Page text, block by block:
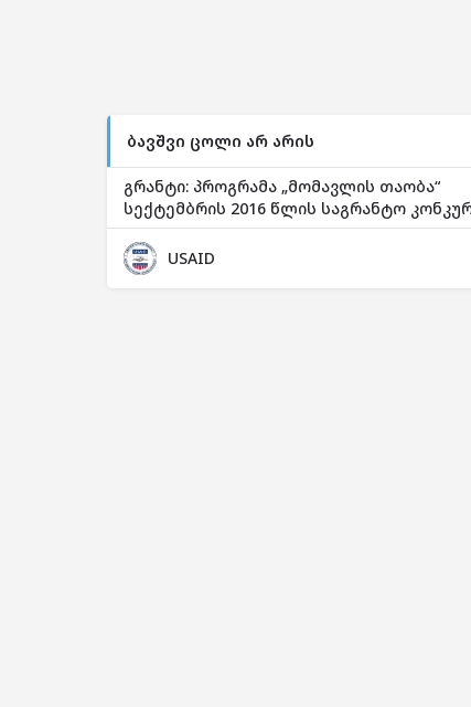
ბავშვი ცოლი არ არის
გრანტი: პროგრამა „მომავლის თაობა“
სექტემბრის 2016 წლის საგრანტო
USAID